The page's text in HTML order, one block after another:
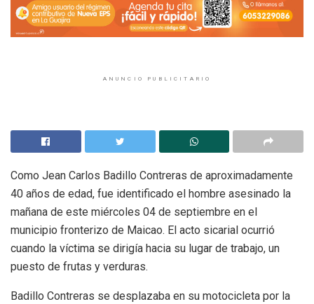
ANUNCIO PUBLICITARIO
Como Jean Carlos Badillo Contreras de aproximadamente
40 años de edad, fue identificado el hombre asesinado la
mañana de este miércoles 04 de septiembre en el
municipio fronterizo de Maicao. El acto sicarial ocurrió
cuando la víctima se dirigía hacia su lugar de trabajo, un
puesto de frutas y verduras.
Badillo Contreras se desplazaba en su motocicleta por la